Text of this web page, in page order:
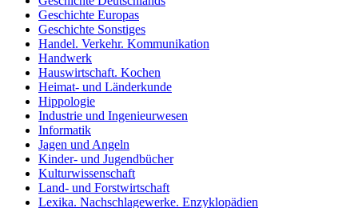
Geschichte Europas
Geschichte Sonstiges
Handel. Verkehr. Kommunikation
Handwerk
Hauswirtschaft. Kochen
Heimat- und Länderkunde
Hippologie
Industrie und Ingenieurwesen
Informatik
Jagen und Angeln
Kinder- und Jugendbücher
Kulturwissenschaft
Land- und Forstwirtschaft
Lexika. Nachschlagewerke. Enzyklopädien